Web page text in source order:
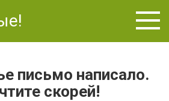
письмо написало.
скорей!